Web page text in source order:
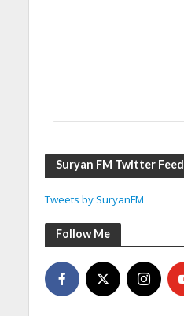
Suryan FM Twitter Feed
Tweets by SuryanFM
Follow Me